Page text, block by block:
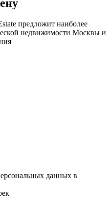
предложит наиболее
недвижимости Москвы и
данных в